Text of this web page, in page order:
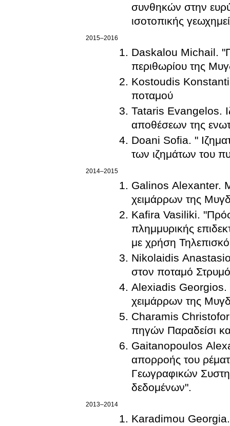
συνθηκών στην
ισοτοπικής
2015–2016
Daskalou Michail.
περιθωρίου της
Kostoudis
ποταμού
Tataris Evangelos.
αποθέσεων της
Doani Sofia. "
των ιζημάτων του
2014–2015
Galinos Alexanter.
χειμάρρων της
Kafira Vasiliki.
πλημμυρικής
με χρήση
Nikolaidis
στον ποταμό
Alexiadis Georgios.
χειμάρρων της
Charamis
πηγών Παραδείσι
Gaitanopoulos
απορροής του
Γεωγραφικών
δεδομένων".
2013–2014
Karadimou